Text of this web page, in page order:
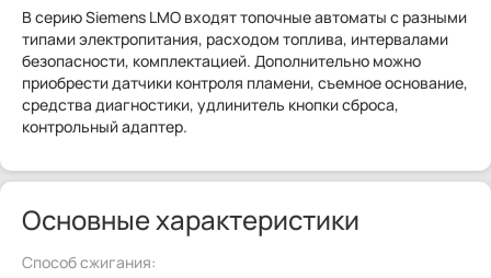
В серию Siemens LMO входят топочные автоматы с разными
типами электропитания, расходом топлива, интервалами
безопасности, комплектацией. Дополнительно можно
приобрести датчики контроля пламени, съемное основание,
средства диагностики, удлинитель кнопки сброса,
контрольный адаптер.
Основные характеристики
Способ сжигания: